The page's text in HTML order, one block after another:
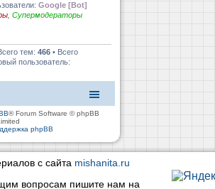
Google [Bot]
Супермодераторы
тем: 466 • Всего
пользователь:
® Forum Software © phpBB
phpBB
с сайта mishanita.ru
вопросам пишите нам на